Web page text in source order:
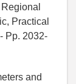
Practical
Pp. 2032-
and